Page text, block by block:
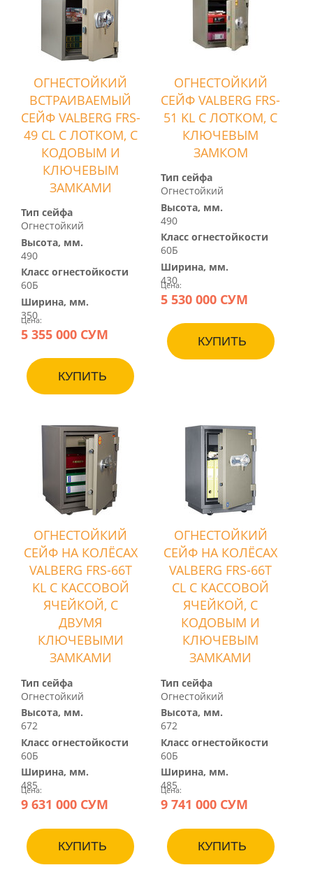
ОГНЕСТОЙКИЙ
ВСТРАИВАЕМЫЙ
СЕЙФ VALBERG FRS-
49 CL С ЛОТКОМ, С
КОДОВЫМ И
КЛЮЧЕВЫМ
ЗАМКАМИ
Тип сейфа
Огнестойкий
Высота, мм.
490
Класс огнестойкости
60Б
Ширина, мм.
350
Цена:
5 355 000 СУМ
КУПИТЬ
ОГНЕСТОЙКИЙ
СЕЙФ VALBERG FRS-
51 KL С ЛОТКОМ, С
КЛЮЧЕВЫМ
ЗАМКОМ
Тип сейфа
Огнестойкий
Высота, мм.
490
Класс огнестойкости
60Б
Ширина, мм.
430
Цена:
5 530 000 СУМ
КУПИТЬ
ОГНЕСТОЙКИЙ
СЕЙФ НА КОЛЁСАХ
VALBERG FRS-66T
KL С КАССОВОЙ
ЯЧЕЙКОЙ, С
ДВУМЯ
КЛЮЧЕВЫМИ
ЗАМКАМИ
Тип сейфа
Огнестойкий
Высота, мм.
672
Класс огнестойкости
60Б
Ширина, мм.
485
Цена:
9 631 000 СУМ
КУПИТЬ
ОГНЕСТОЙКИЙ
СЕЙФ НА КОЛЁСАХ
VALBERG FRS-66T
CL С КАССОВОЙ
ЯЧЕЙКОЙ, С
КОДОВЫМ И
КЛЮЧЕВЫМ
ЗАМКАМИ
Тип сейфа
Огнестойкий
Высота, мм.
672
Класс огнестойкости
60Б
Ширина, мм.
485
Цена:
9 741 000 СУМ
КУПИТЬ